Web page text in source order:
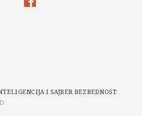
I SAJBER BEZBEDNOST